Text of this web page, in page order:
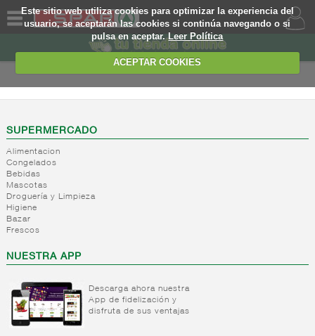
Este sitio web utiliza cookies para optimizar la experiencia del
usuario, se aceptarán las cookies si continúa navegando o si
pulsa en aceptar.Leer Política
ACEPTAR COOKIES
SOMOS
WEB
EJEMPLO
SUPERMERCADO
Alimentacion
Congelados
Bebidas
Mascotas
Droguería y Limpieza
Higiene
Bazar
Frescos
NUESTRA APP
Descarga ahora nuestra
App de fidelización y
disfruta de sus ventajas